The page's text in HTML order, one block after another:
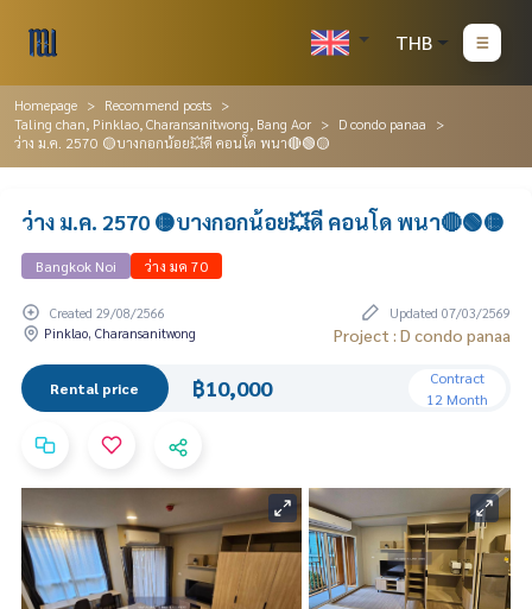
THB
Homepage
Recommend posts
Taling chan, Pinklao, Charansanitwong, Bang Aor
D condo panaa
ว่าง ม.ค. 2570 🟡บางกอกน้อย💥ดี คอนโด พนา🔴🟢🟡
ว่าง ม.ค. 2570 🟡บางกอกน้อย💥ดี คอนโด พนา🔴🟢🟡
Bangkok Noi ว่าง มค 70
Created 29/08/2566
Updated 07/03/2569
Pinklao, Charansanitwong
Project : D condo panaa
Rental price ฿10,000
Contract
12 Month